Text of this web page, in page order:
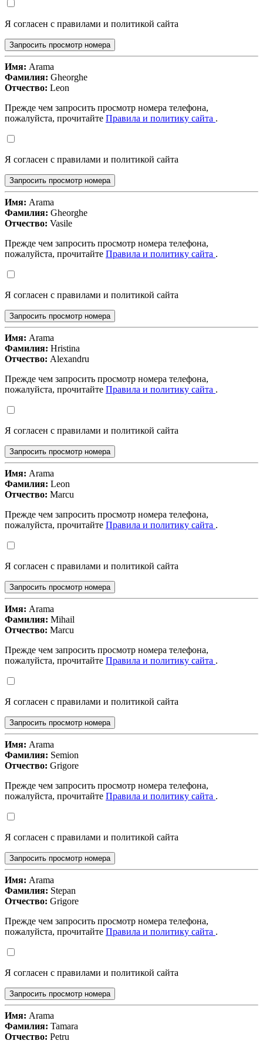
Я согласен с правилами и политикой сайта
Запросить просмотр номера
Имя: Arama
Фамилия: Gheorghe
Отчество: Leon
Прежде чем запросить просмотр номера телефона,
пожалуйста, прочитайте Правила и политику сайта .
Я согласен с правилами и политикой сайта
Запросить просмотр номера
Имя: Arama
Фамилия: Gheorghe
Отчество: Vasile
Прежде чем запросить просмотр номера телефона,
пожалуйста, прочитайте Правила и политику сайта .
Я согласен с правилами и политикой сайта
Запросить просмотр номера
Имя: Arama
Фамилия: Hristina
Отчество: Alexandru
Прежде чем запросить просмотр номера телефона,
пожалуйста, прочитайте Правила и политику сайта .
Я согласен с правилами и политикой сайта
Запросить просмотр номера
Имя: Arama
Фамилия: Leon
Отчество: Marcu
Прежде чем запросить просмотр номера телефона,
пожалуйста, прочитайте Правила и политику сайта .
Я согласен с правилами и политикой сайта
Запросить просмотр номера
Имя: Arama
Фамилия: Mihail
Отчество: Marcu
Прежде чем запросить просмотр номера телефона,
пожалуйста, прочитайте Правила и политику сайта .
Я согласен с правилами и политикой сайта
Запросить просмотр номера
Имя: Arama
Фамилия: Semion
Отчество: Grigore
Прежде чем запросить просмотр номера телефона,
пожалуйста, прочитайте Правила и политику сайта .
Я согласен с правилами и политикой сайта
Запросить просмотр номера
Имя: Arama
Фамилия: Stepan
Отчество: Grigore
Прежде чем запросить просмотр номера телефона,
пожалуйста, прочитайте Правила и политику сайта .
Я согласен с правилами и политикой сайта
Запросить просмотр номера
Имя: Arama
Фамилия: Tamara
Отчество: Petru